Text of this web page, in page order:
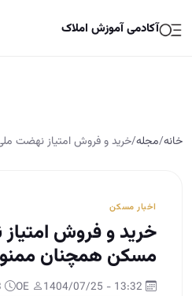
آکادمی آموزش املاک
خانه/مجله/خرید و فروش امتیاز نهضت
اخبار مسکن
خرید و فروش
مسکن همچنان